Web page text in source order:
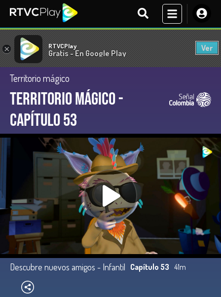
× RTVCPlay
Gratis - En Google Play
Ver
Territorio mágico
Territorio Mágico -
Capítulo 53
Descubre nuevos amigos - Infantil Capítulo 53 41m